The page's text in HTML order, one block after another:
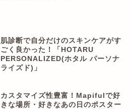
肌診断で自分だけのスキンケアがす
ごく良かった！「HOTARU
PERSONALIZED(ホタル パーソナ
ライズド)」
カスタマイズ性豊富！Mapifulで好
きな場所・好きなあの日のポスター